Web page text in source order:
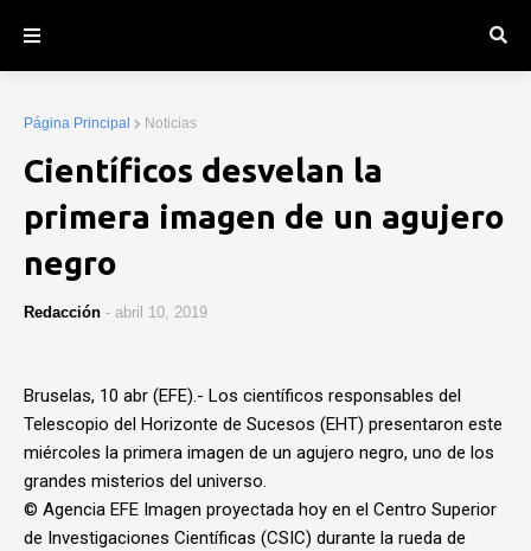
Página Principal Noticias
Científicos desvelan la
primera imagen de un agujero
negro
Redacción - abril 10, 2019
Bruselas, 10 abr (EFE).- Los científicos responsables del
Telescopio del Horizonte de Sucesos (EHT) presentaron este
miércoles la primera imagen de un agujero negro, uno de los
grandes misterios del universo.
© Agencia EFE Imagen proyectada hoy en el Centro Superior
de Investigaciones Científicas (CSIC) durante la rueda de